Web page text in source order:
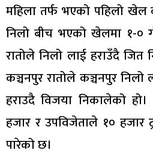
महिला तर्फ भएको पहिलो खेल
निलो बीच भएको खेलमा १-०
रातोले निलो लाई हराउँदै
कञ्चनपुर रातोले कञ्चनपुर
हराउदै विजया निकालेको
हजार र उपविजेताले १० हजार
पारेको छ।